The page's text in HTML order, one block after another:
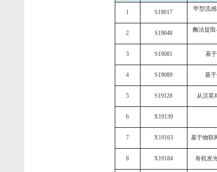
1 S19017 甲型流
2 S19048 酶法提取
3 S19081 基
4 S19089 基
5 S19128 从汉英
6 X19139
7 X19163 基于物联
8 X19184 有机发